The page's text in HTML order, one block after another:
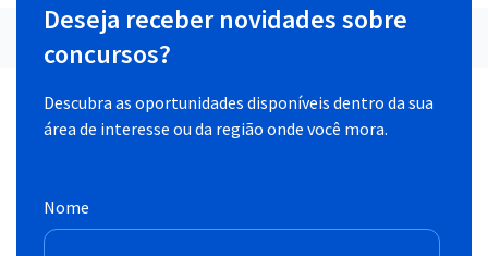
Deseja receber novidades sobre
concursos?
Descubra as oportunidades disponíveis dentro da sua
área de interesse ou da região onde você mora.
Nome